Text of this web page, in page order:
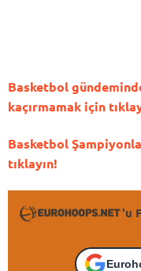
Basketbol
kaçırmamak için
Basketbol
tıklayın!
'u